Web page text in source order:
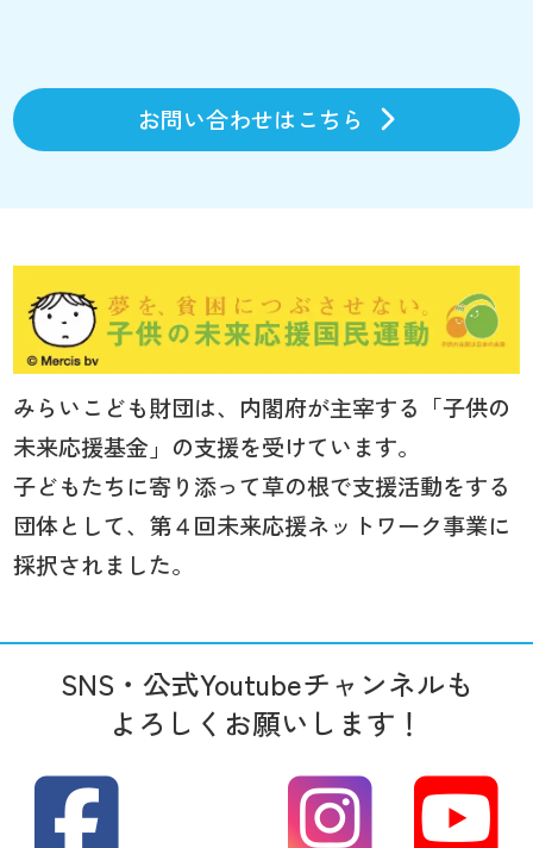
お問い合わせはこちら
みらいこども財団は、内閣府が主宰する「子供の
未来応援基金」の支援を受けています。
子どもたちに寄り添って草の根で支援活動をする
団体として、第４回未来応援ネットワーク事業に
採択されました。
SNS・公式Youtubeチャンネルも
よろしくお願いします！